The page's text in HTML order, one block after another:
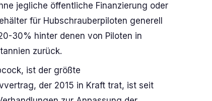
jegliche öffentliche Finanzierung oder
für Hubschrauberpiloten generell
30% hinter denen von Piloten in
zurück.
ist der größte
der 2015 in Kraft trat, ist seit